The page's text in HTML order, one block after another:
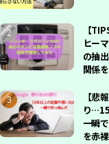
【
ヒー
の抽
関係
【悲
り
一瞬
を赤